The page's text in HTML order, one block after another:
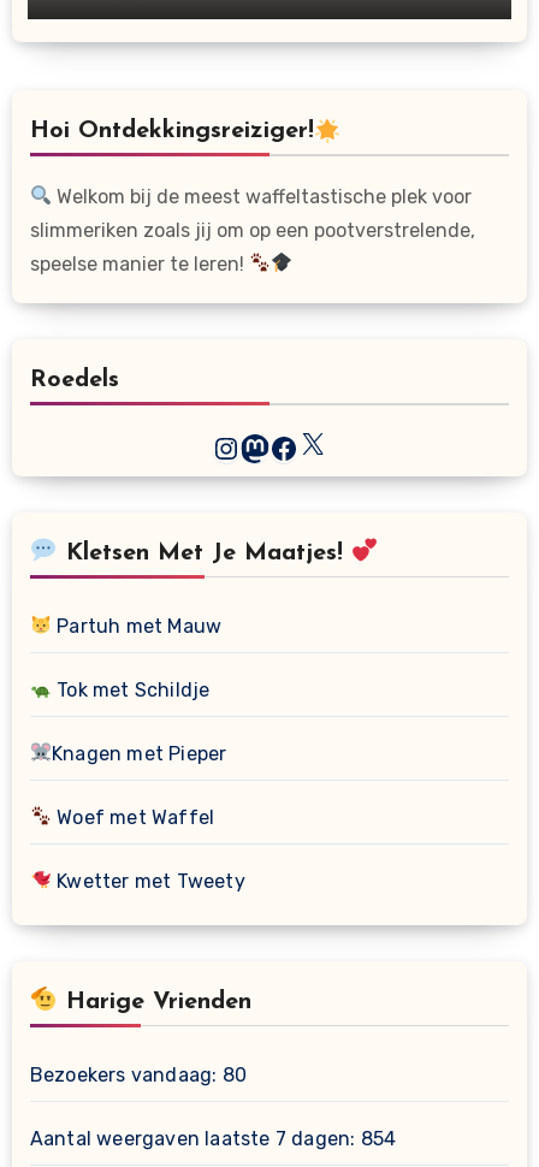
Hoi Ontdekkingsreiziger!
Welkom bij de meest waffeltastische plek voor
slimmeriken zoals jij om op een pootverstrelende,
speelse manier te leren!
Roedels
Instagram
Mastodon
Facebook
X
Kletsen Met Je Maatjes!
Partuh met Mauw
Tok met Schildje
Knagen met Pieper
Woef met Waffel
Kwetter met Tweety
Harige Vrienden
Bezoekers vandaag: 80
Aantal weergaven laatste 7 dagen: 854